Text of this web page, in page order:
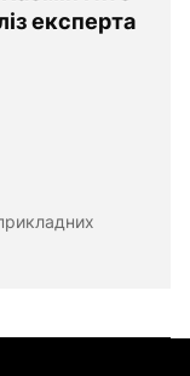
експерта